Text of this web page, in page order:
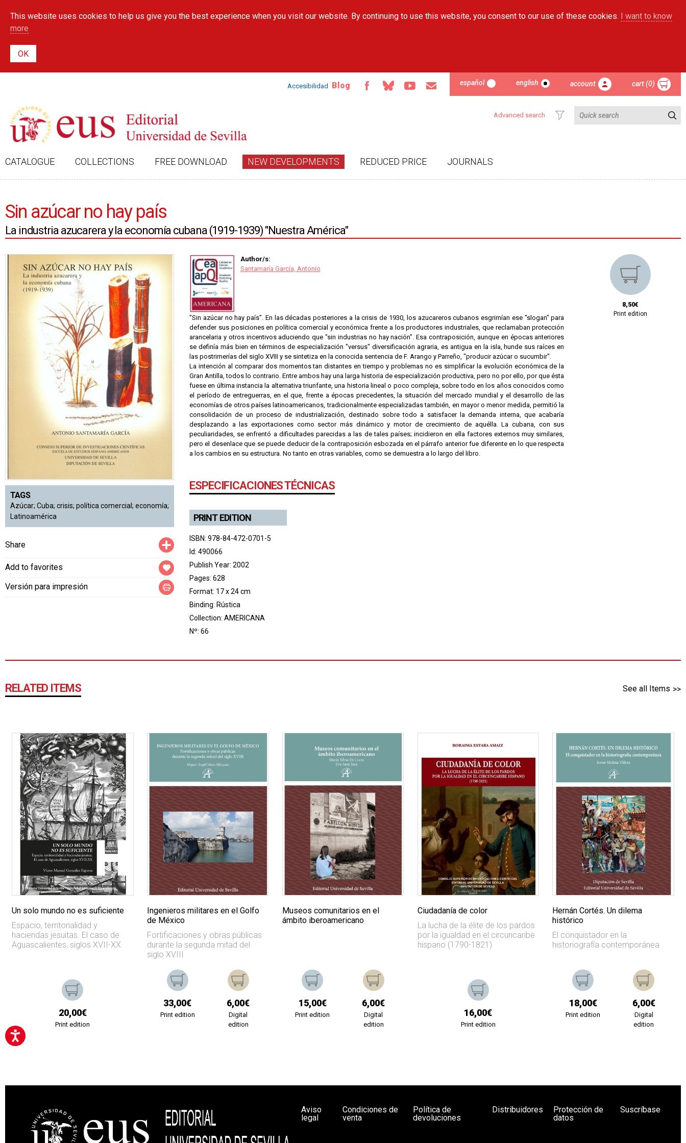
main
This website uses cookies to help us give you the best experience when you visit our website. By continuing to use this website, you consent to our use of these cookies. I want to know
more
Accesibilidad Blog español english account cart (0)
Advanced search
CATALOGUE COLLECTIONS FREE DOWNLOAD NEW DEVELOPMENTS REDUCED PRICE JOURNALS
Sin azúcar no hay país
La industria azucarera y la economía cubana (1919-1939) "Nuestra América"
TAGS
Azúcar; Cuba; crisis; política comercial; economía;
Latinoamérica
Share Compartir
Add to favorites
Versión para impresión
Author/s:
Santamaría García, Antonio
"Sin azúcar no hay país". En las décadas posteriores a la crisis de 1930, los azucareros cubanos esgrimían ese "slogan" para
defender sus posiciones en política comercial y económica frente a los productores industriales, que reclamaban protección
arancelaria y otros incentivos aduciendo que "sin industrias no hay nación". Esa contraposición, aunque en épocas anteriores
se definía más bien en términos de especialización "versus" diversificación agraria, es antigua en la isla, hunde sus raíces en
las postrimerías del siglo XVIII y se sintetiza en la conocida sentencia de F. Arango y Parreño, "producir azúcar o sucumbir".
La intención al comparar dos momentos tan distantes en tiempo y problemas no es simplificar la evolución económica de la
Gran Antilla, todos lo contrario. Entre ambos hay una larga historia de especialización productiva, pero no por ello, por que ésta
fuese en última instancia la alternativa triunfante, una historia lineal o poco compleja, sobre todo en los años conocidos como
el período de entreguerras, en el que, frente a épocas precedentes, la situación del mercado mundial y el desarrollo de las
economías de otros países latinoamericanos, tradicionalmente especializadas también, en mayor o menor medida, permitió la
consolidación de un proceso de industrialización, destinado sobre todo a satisfacer la demanda interna, que acabaría
desplazando a las exportaciones como sector más dinámico y motor de crecimiento de aquélla. La cubana, con sus
peculiaridades, se enfrentó a dificultades parecidas a las de tales países; incidieron en ella factores externos muy similares,
pero el desenlace que se puede deducir de la contraposición esbozada en el párrafo anterior fue diferente en lo que respecta
a los cambios en su estructura. No tanto en otras variables, como se demuestra a lo largo del libro.
ESPECIFICACIONES TÉCNICAS
PRINT EDITION
ISBN: 978-84-472-0701-5
Id: 490066
Publish Year: 2002
Pages: 628
Format: 17 x 24 cm
Binding: Rústica
Collection: AMERICANA
Nº: 66
8,50€
Print edition
RELATED ITEMS See all Items
Un solo mundo no es suficiente
Espacio, territorialidad y
haciendas jesuitas. El caso de
Aguascalientes, siglos XVII-XX
20,00€
Print edition
Ingenieros militares en el Golfo
de México
Fortificaciones y obras públicas
durante la segunda mitad del
siglo XVIII
33,00€
Print edition
6,00€
Digital
edition
Museos comunitarios en el
ámbito iberoamericano
15,00€
Print edition
6,00€
Digital
edition
Ciudadanía de color
La lucha de la élite de los pardos
por la igualdad en el circuncaribe
hispano (1790-1821)
16,00€
Print edition
Hernán Cortés. Un dilema
histórico
El conquistador en la
historiografía contemporánea
18,00€
Print edition
6,00€
Digital
edition
Aviso
legal
Condiciones de
venta
Política de
devoluciones
Distribuidores
Protección de
datos
Suscríbase